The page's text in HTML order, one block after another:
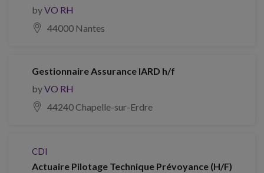
byVO RH
44000 Nantes
Gestionnaire Assurance IARD h/f
byVO RH
44240 Chapelle-sur-Erdre
CDI
Actuaire Pilotage Technique Prévoyance (H/F)